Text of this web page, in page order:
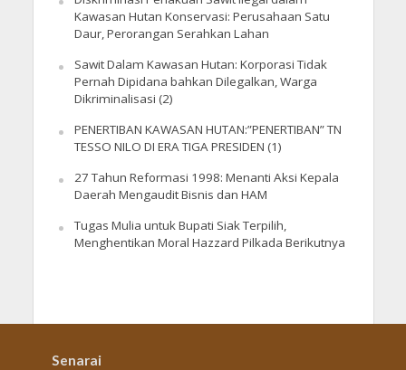
Kawasan Hutan Konservasi: Perusahaan Satu
Daur, Perorangan Serahkan Lahan
Sawit Dalam Kawasan Hutan: Korporasi Tidak
Pernah Dipidana bahkan Dilegalkan, Warga
Dikriminalisasi (2)
PENERTIBAN KAWASAN HUTAN:”PENERTIBAN” TN
TESSO NILO DI ERA TIGA PRESIDEN (1)
27 Tahun Reformasi 1998: Menanti Aksi Kepala
Daerah Mengaudit Bisnis dan HAM
Tugas Mulia untuk Bupati Siak Terpilih,
Menghentikan Moral Hazzard Pilkada Berikutnya
Senarai